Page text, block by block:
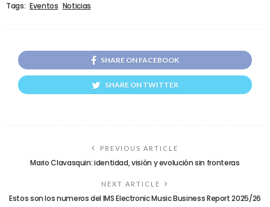
Tags: Eventos Noticias
SHARE ON FACEBOOK
SHARE ON TWITTER
PREVIOUS ARTICLE
Mario Clavasquin: identidad, visión y evolución sin fronteras
NEXT ARTICLE
Estos son los numeros del IMS Electronic Music Business Report 2025/26